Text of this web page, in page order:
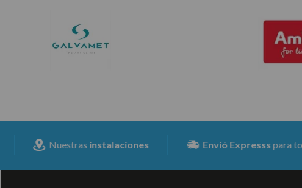
Nuestrasinstalaciones Envió Expressspara toda la